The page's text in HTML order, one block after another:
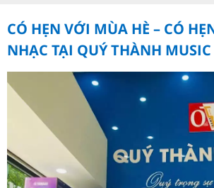
CÓ HẸN VỚI MÙA HÈ – CÓ
NHẠC TẠI QUÝ THÀNH MUSIC